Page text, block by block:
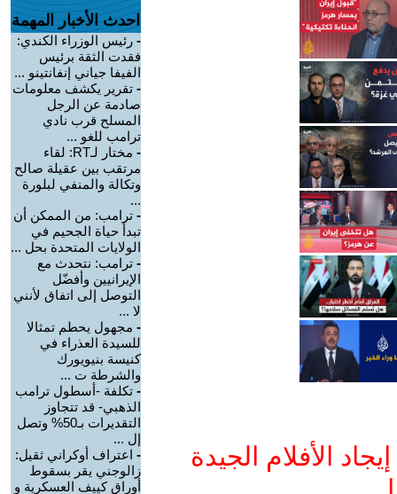
الأفلام الجيدة
احدث الأخبار المهمة
- رئيس الوزراء الكندي:
فقدت الثقة برئيس
الفيفا جياني إنفانتينو ...
- تقرير يكشف معلومات
صادمة عن الرجل
المسلح قرب نادي
ترامب للغو ...
-
مختار لـRT: لقاء
مرتقب بين عقيلة صالح
وتكالة والمنفي لبلورة
...
- ترامب: من الممكن أن
تبدأ حياة الجحيم في
الولايات المتحدة بحل ...
- ترامب: نتحدث مع
الإيرانيين وأفضّل
التوصل إلى اتفاق لأنني
لا ...
- مجهول يحطم تمثالا
للسيدة العذراء في
كنيسة بنيويورك
والشرطة ت ...
- تكلفة -أسطول ترامب
الذهبي- قد تتجاوز
التقديرات بـ50% وتصل
إل ...
- اعتراف أوكراني ثقيل:
زالوجني يقر بسقوط
أوراق كييف العسكرية و